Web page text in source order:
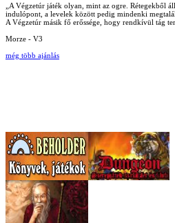
„A Végzetúr játék olyan, mint az ogre. Rétegekből
indulópont, a levelek között pedig mindenki
A Végzetúr másik fő erőssége, hogy rendkívül tág
Morze - V3
még több ajánlás